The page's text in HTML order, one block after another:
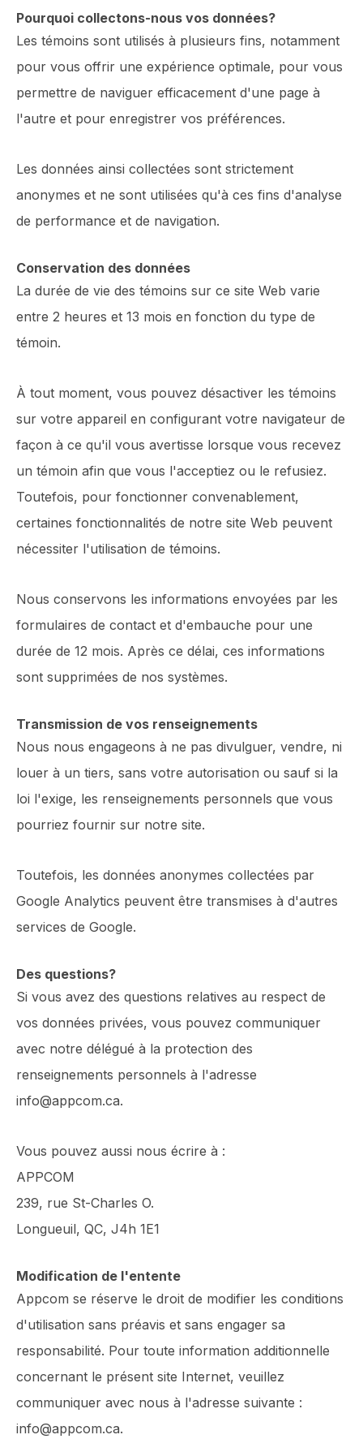
Pourquoi collectons-nous vos données?
Les témoins sont utilisés à plusieurs fins, notamment
pour vous offrir une expérience optimale, pour vous
permettre de naviguer efficacement d'une page à
l'autre et pour enregistrer vos préférences.
Les données ainsi collectées sont strictement
anonymes et ne sont utilisées qu'à ces fins d'analyse
de performance et de navigation.
Conservation des données
La durée de vie des témoins sur ce site Web varie
entre 2 heures et 13 mois en fonction du type de
témoin.
À tout moment, vous pouvez désactiver les témoins
sur votre appareil en configurant votre navigateur de
façon à ce qu'il vous avertisse lorsque vous recevez
un témoin afin que vous l'acceptiez ou le refusiez.
Toutefois, pour fonctionner convenablement,
certaines fonctionnalités de notre site Web peuvent
nécessiter l'utilisation de témoins.
Nous conservons les informations envoyées par les
formulaires de contact et d'embauche pour une
durée de 12 mois. Après ce délai, ces informations
sont supprimées de nos systèmes.
Transmission de vos renseignements
Nous nous engageons à ne pas divulguer, vendre, ni
louer à un tiers, sans votre autorisation ou sauf si la
loi l'exige, les renseignements personnels que vous
pourriez fournir sur notre site.
Toutefois, les données anonymes collectées par
Google Analytics peuvent être transmises à d'autres
services de Google.
Des questions?
Si vous avez des questions relatives au respect de
vos données privées, vous pouvez communiquer
avec notre délégué à la protection des
renseignements personnels à l'adresse
info@appcom.ca.
Vous pouvez aussi nous écrire à :
APPCOM
239, rue St-Charles O.
Longueuil, QC, J4h 1E1
Modification de l'entente
Appcom se réserve le droit de modifier les conditions
d'utilisation sans préavis et sans engager sa
responsabilité. Pour toute information additionnelle
concernant le présent site Internet, veuillez
communiquer avec nous à l'adresse suivante :
info@appcom.ca.